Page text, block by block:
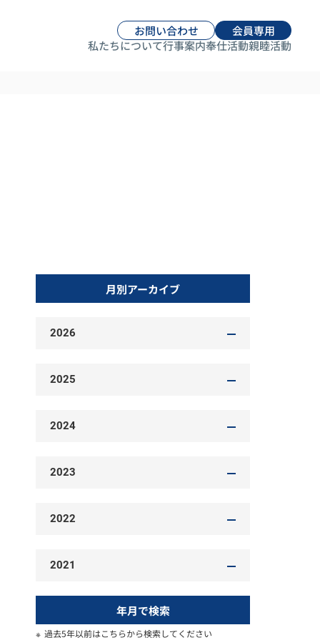
お問い合わせ
会員専用
私たちについて行事案内奉仕活動親睦活動
月別アーカイブ
2026
2025
2024
2023
2022
2021
年月で検索
過去5年以前はこちらから検索してください